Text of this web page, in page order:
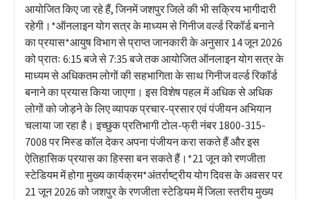
आयोजित किए जा रहे हैं, जिनमें जशपुर जिले की भी सक्रिय भागीदारी
रहेगी।*ऑनलाइन योग सत्र के माध्यम से गिनीज वर्ल्ड रिकॉर्ड बनाने
का प्रयास*आयुष विभाग से प्राप्त जानकारी के अनुसार 14 जून 2026
को प्रातः 6:15 बजे से 7:35 बजे तक आयोजित ऑनलाइन योग सत्र के
माध्यम से अधिकतम लोगों की सहभागिता के साथ गिनीज वर्ल्ड रिकॉर्ड
बनाने का प्रयास किया जाएगा। इस विशेष पहल में अधिक से अधिक
लोगों को जोड़ने के लिए व्यापक प्रचार-प्रसार एवं पंजीयन अभियान
चलाया जा रहा है। इच्छुक प्रतिभागी टोल-फ्री नंबर 1800-315-
7008 पर मिस्ड कॉल देकर अपना पंजीयन करा सकते हैं और इस
ऐतिहासिक प्रयास का हिस्सा बन सकते हैं।*21 जून को रणजीता
स्टेडियम में होगा मुख्य कार्यक्रम*अंतर्राष्ट्रीय योग दिवस के अवसर पर
21 जून 2026 को जशपुर के रणजीता स्टेडियम में जिला स्तरीय मुख्य